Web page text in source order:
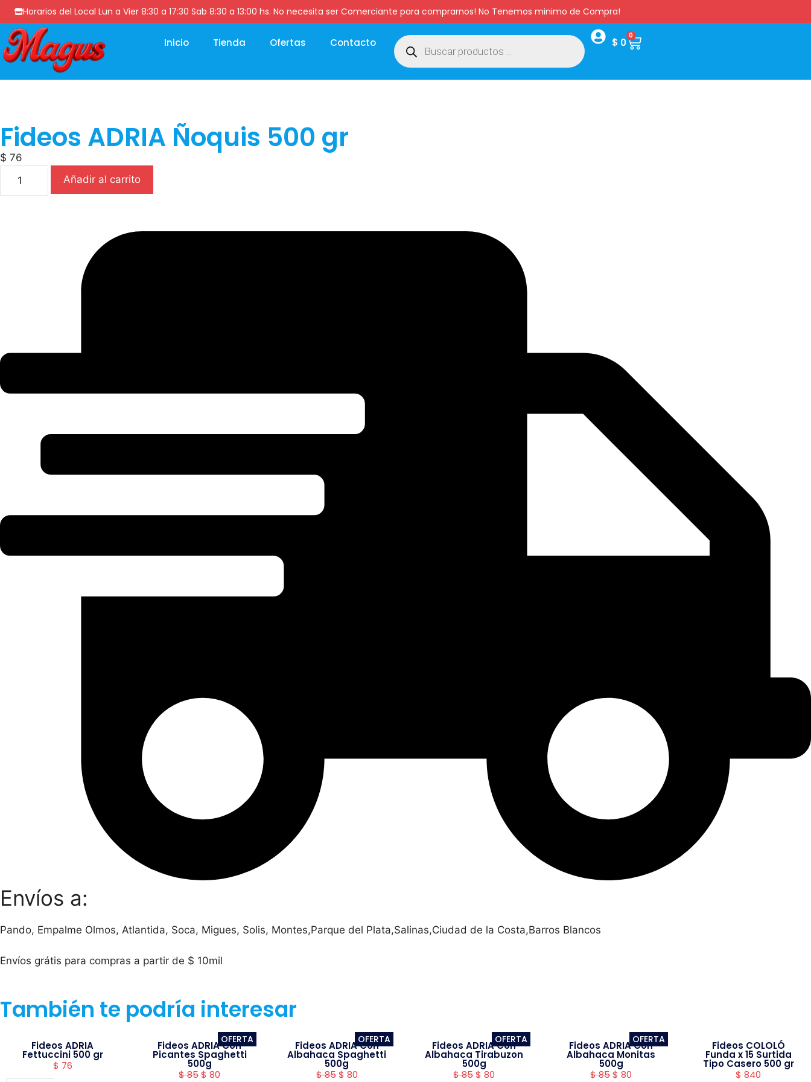
Horarios del Local Lun a Vier 8:30 a 17:30 Sab 8:30 a 13:00 hs. No necesita ser Comerciante para comprarnos! No Tenemos minimo de Compra!
Inicio Tienda Ofertas Contacto $ 0
0
Fideos ADRIA Ñoquis 500 gr
$ 76
Añadir al carrito
Envíos a:
Pando, Empalme Olmos, Atlantida, Soca, Migues, Solis, Montes,Parque del Plata,Salinas,Ciudad de la Costa,Barros Blancos
Envíos grátis para compras a partir de $ 10mil
También te podría interesar
Fideos ADRIA
Fettuccini 500 gr
$ 76
OFERTA
Fideos ADRIA Con
Picantes Spaghetti
500g
$85$ 80
OFERTA
Fideos ADRIA Con
Albahaca Spaghetti
500g
$85$ 80
OFERTA
Fideos ADRIA Con
Albahaca Tirabuzon
500g
$85$ 80
OFERTA
Fideos ADRIA Con
Albahaca Monitas
500g
$85$ 80
Fideos COLOLÓ
Funda x 15 Surtida
Tipo Casero 500 gr
$ 840